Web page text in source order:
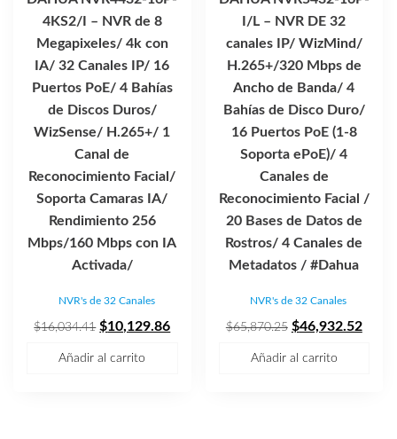
4KS2/I – NVR de 8
Megapixeles/ 4k con
IA/ 32 Canales IP/ 16
Puertos PoE/ 4 Bahías
de Discos Duros/
WizSense/ H.265+/ 1
Canal de
Reconocimiento Facial/
Soporta Camaras IA/
Rendimiento 256
Mbps/160 Mbps con IA
Activada/
NVR's de 32 Canales
$16,034.41 El
$10,129.86El
Añadir al carrito
I/L – NVR DE 32
canales IP/ WizMind/
H.265+/320 Mbps de
Ancho de Banda/ 4
Bahías de Disco Duro/
16 Puertos PoE (1-8
Soporta ePoE)/ 4
Canales de
Reconocimiento Facial /
20 Bases de Datos de
Rostros/ 4 Canales de
Metadatos / #Dahua
NVR's de 32 Canales
$65,870.25 El
$46,932.52El
Añadir al carrito